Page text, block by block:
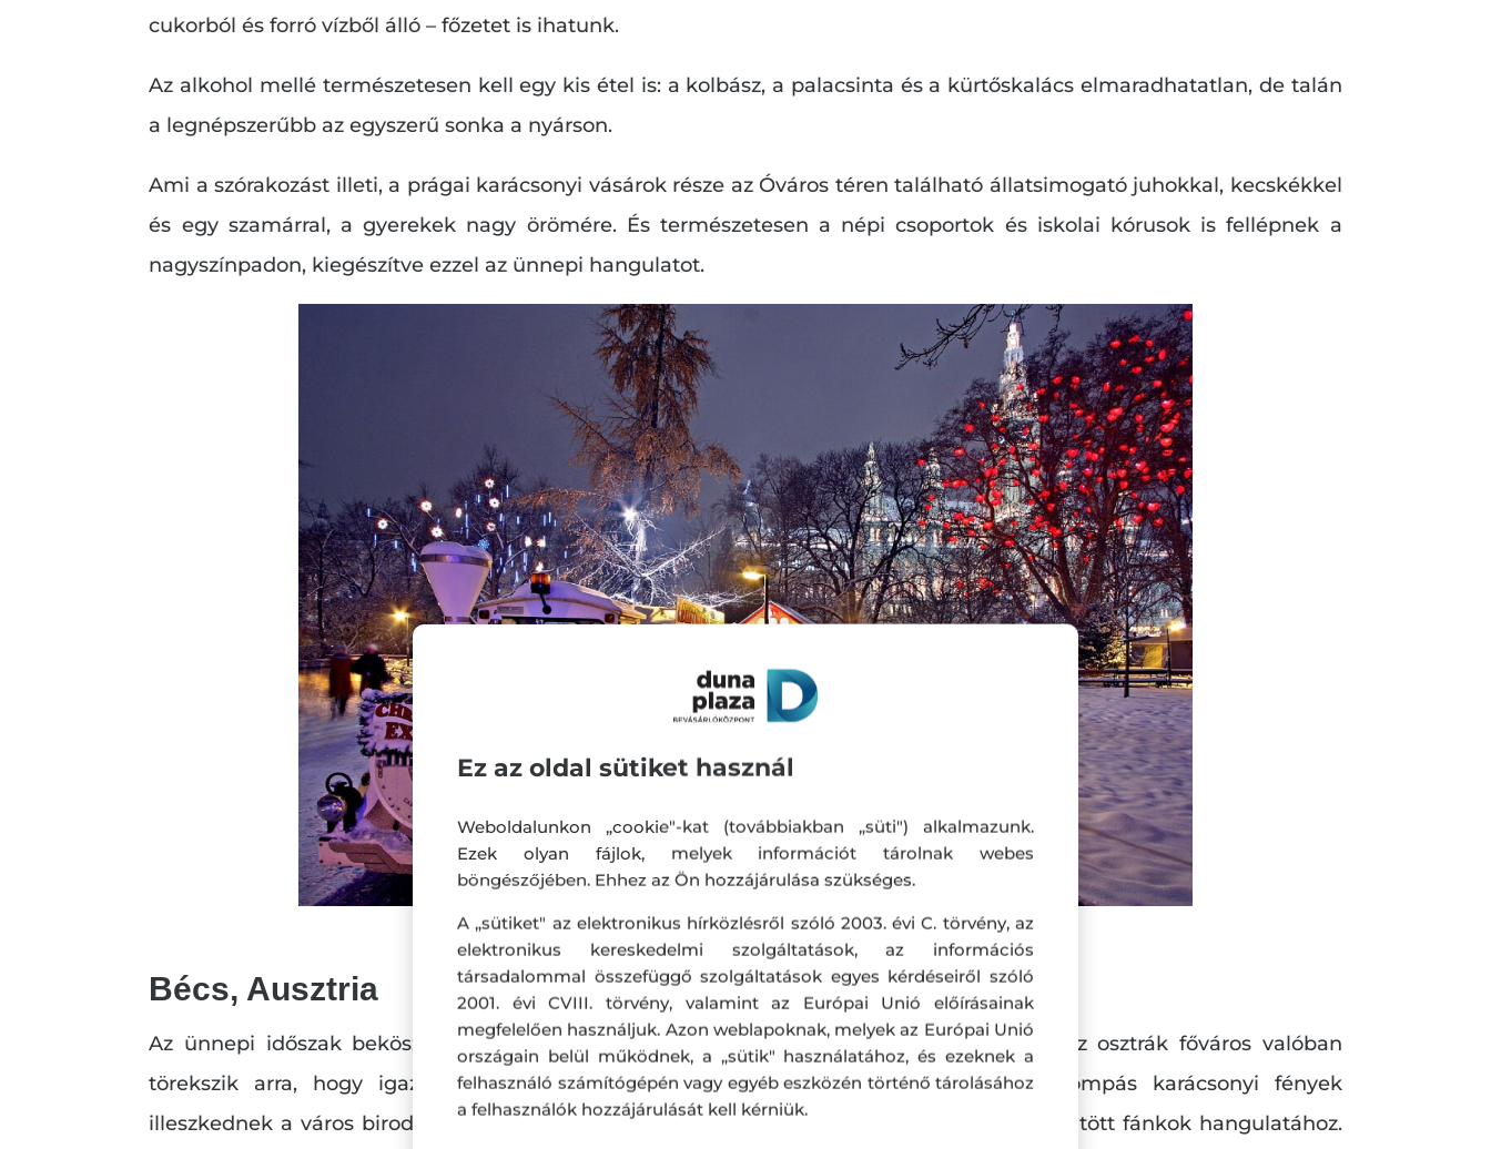
cukorból és forró vízből álló – főzetet is ihatunk.
Az alkohol mellé természetesen kell egy kis étel is: a kolbász, a palacsinta és a kürtőskalács elmaradhatatlan, de talán
a legnépszerűbb az egyszerű sonka a nyárson.
Ami a szórakozást illeti, a prágai karácsonyi vásárok része az Óváros téren található állatsimogató juhokkal, kecskékkel
és egy szamárral, a gyerekek nagy örömére. És természetesen a népi csoportok és iskolai kórusok is fellépnek a
nagyszínpadon, kiegészítve ezzel az ünnepi hangulatot.
Bécs, Ausztria
Az ünnepi időszak beköszöntével Bécs is átalakul. A régi hagyományokba burkolózva az osztrák főváros valóban
törekszik arra, hogy igazi karácsonyi hangulatot teremtsen. Bécs belvárosában a pompás karácsonyi fények
illeszkednek a város birodalmi építészetéhez, valamint a forralt bor és az óriási lekvárral töltött fánkok hangulatához.
Ez az oldal sütiket használ
Weboldalunkon „cookie"-kat (továbbiakban „süti") alkalmazunk.
Ezek olyan fájlok, melyek információt tárolnak webes
böngészőjében. Ehhez az Ön hozzájárulása szükséges.
A „sütiket" az elektronikus hírközlésről szóló 2003. évi C. törvény, az
elektronikus kereskedelmi szolgáltatások, az információs
társadalommal összefüggő szolgáltatások egyes kérdéseiről szóló
2001. évi CVIII. törvény, valamint az Európai Unió előírásainak
megfelelően használjuk. Azon weblapoknak, melyek az Európai Unió
országain belül működnek, a „sütik" használatához, és ezeknek a
felhasználó számítógépén vagy egyéb eszközén történő tárolásához
a felhasználók hozzájárulását kell kérniük.